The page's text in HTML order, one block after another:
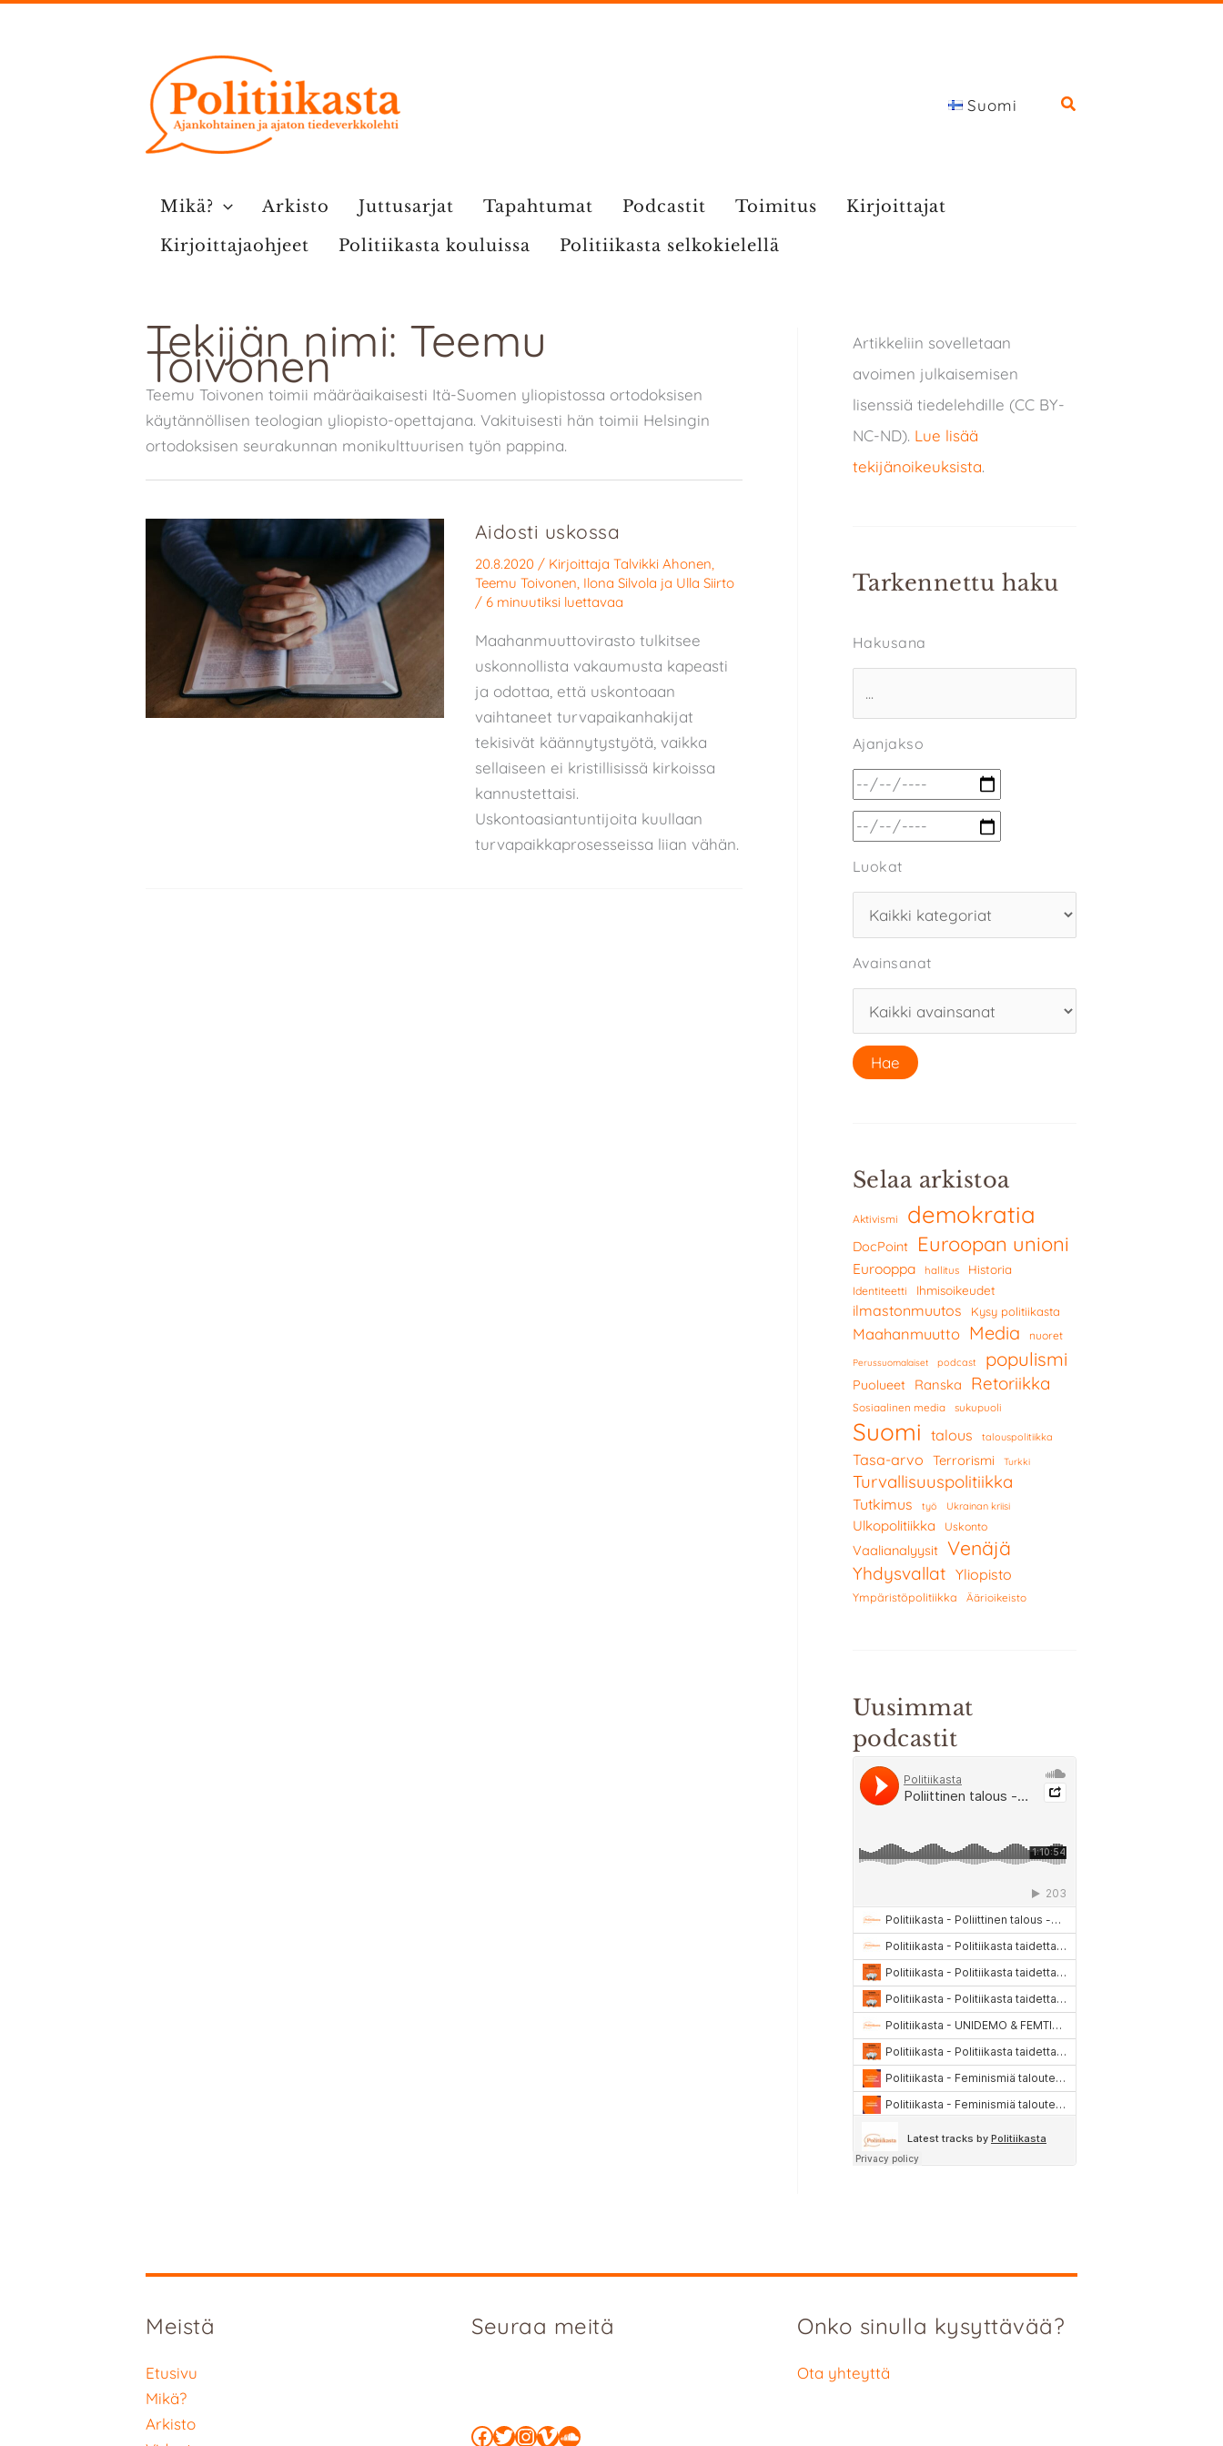
Suomi
Mikä? Arkisto Juttusarjat Tapahtumat Podcastit Toimitus
Kirjoittajat
Kirjoittajaohjeet
Politiikasta kouluissa Politiikasta selkokielellä
Tekijän nimi: Teemu
Toivonen
Teemu Toivonen toimii määräaikaisesti Itä-Suomen yliopistossa ortodoksisen
käytännöllisen teologian yliopisto-opettajana. Vakituisesti hän toimii Helsingin
ortodoksisen seurakunnan monikulttuurisen työn pappina.
Aidosti uskossa
20.8.2020 / Kirjoittaja Talvikki Ahonen
Teemu Toivonen Ilona Silvola ja Ulla Siirto
/ 6 minuutiksi luettavaa
Maahanmuuttovirasto tulkitsee
uskonnollista vakaumusta kapeasti
ja odottaa, että uskontoaan
vaihtaneet turvapaikanhakijat
tekisivät käännytystyötä, vaikka
sellaiseen ei kristillisissä kirkoissa
kannustettaisi.
Uskontoasiantuntijoita kuullaan
turvapaikkaprosesseissa liian vähän.
Artikkeliin sovelletaan
avoimen julkaisemisen
lisenssiä tiedelehdille (CC BY-
NC-ND). Lue lisää
tekijänoikeuksista.
Tarkennettu haku
Hakusana
Ajanjakso
Luokat
Avainsanat
Selaa arkistoa
Aktivismi demokratia
DocPoint Euroopan unioni
Eurooppa hallitus Historia
Identiteetti Ihmisoikeudet
ilmastonmuutos Kysy politiikasta
Maahanmuutto Media nuoret
Perussuomalaiset podcast populismi
Puolueet Ranska Retoriikka
Sosiaalinen media sukupuoli
Suomi talous talouspolitiikka
Tasa-arvo Terrorismi Turkki
Turvallisuuspolitiikka
Tutkimus työ Ukrainan kriisi
Ulkopolitiikka Uskonto
Vaalianalyysit Venäjä
Yhdysvallat Yliopisto
Ympäristöpolitiikka Äärioikeisto
Uusimmat
podcastit
Meistä
Etusivu
Mikä?
Arkisto
Seuraa meitä
Facebook
Twitter
Instagram
Vimeo
SoundCloud
Onko sinulla kysyttävää?
Ota yhteyttä